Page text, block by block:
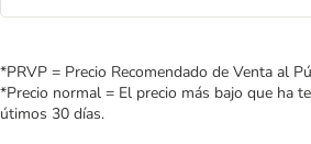
*PRVP = Precio Recomendado de Venta al
*Precio normal = El precio más bajo que ha
útimos 30 días.